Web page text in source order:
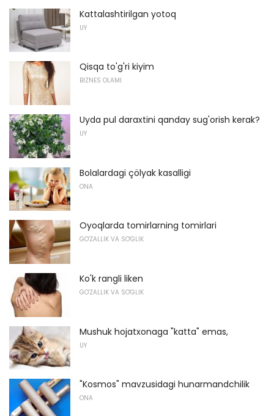
Kattalashtirilgan yotoq
UY
Qisqa to'g'ri kiyim
BIZNES OLAMI
Uyda pul daraxtini qanday sug'orish kerak?
UY
Bolalardagi çölyak kasalligi
ONA
Oyoqlarda tomirlarning tomirlari
GO'ZALLIK VA SO'GLIK
Ko'k rangli liken
GO'ZALLIK VA SO'GLIK
Mushuk hojatxonaga "katta" emas,
UY
"Kosmos" mavzusidagi hunarmandchilik
ONA